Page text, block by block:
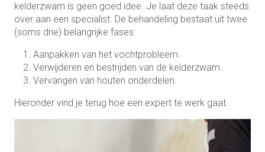
kelderzwam is geen goed idee. Je laat deze taak steeds
over aan een specialist. De behandeling bestaat uit twee
(soms drie) belangrijke fases:
Aanpakken van het vochtprobleem.
Verwijderen en bestrijden van de kelderzwam.
Vervangen van houten onderdelen.
Hieronder vind je terug hoe een expert te werk gaat.